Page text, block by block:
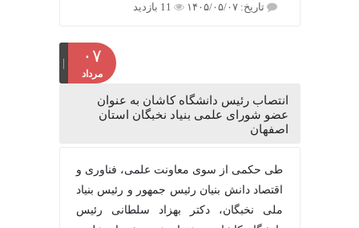
تاریخ: ۱۴۰۵/۰۵/۰۷
11 بازدید
۰۷
مرداد
انتصاب رئیس دانشگاه کاشان به عنوان
عضو شورای علمی بنیاد نخبگان استان
اصفهان
طی حکمی از سوی معاونت علمی، فناوری و
اقتصاد دانش بنیان رئیس جمهور و رئیس بنیاد
ملی نخبگان، دکتر بهزاد سلطانی رئیس